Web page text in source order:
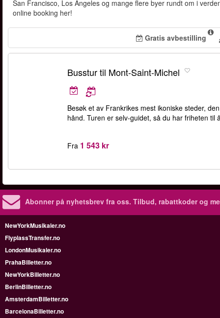
San Francisco, Los Angeles og mange flere byer rundt om i
online booking her!
Gratis avbestilling
Busstur til Mont-Saint-Michel
Besøk et av Frankrikes mest ikoniske steder,
hånd. Turen er selv-guidet, så du har friheten
Fra 1 543 kr
Abonner på nyhetsbrev fra oss. Tilbud, rabattkoder og
NewYorkMusikaler.no
FlyplassTransfer.no
LondonMusikaler.no
PrahaBilletter.no
NewYorkBilletter.no
BerlinBilletter.no
AmsterdamBilletter.no
BarcelonaBilletter.no